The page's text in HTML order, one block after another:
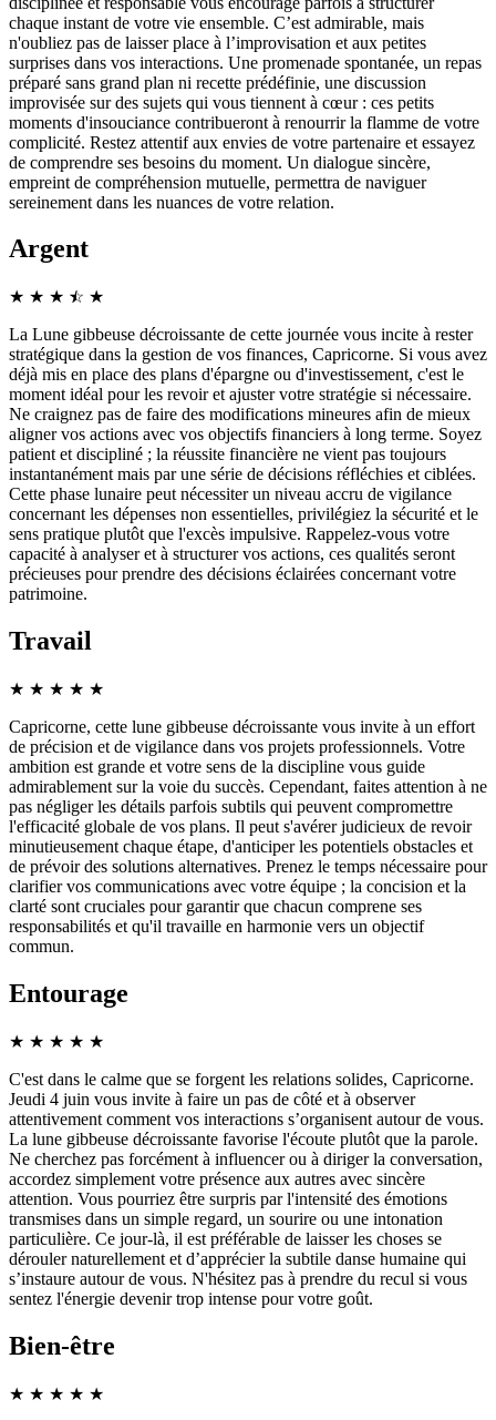
chaque instant de votre vie ensemble. C’est admirable, mais
n'oubliez pas de laisser place à l’improvisation et aux petites
surprises dans vos interactions. Une promenade spontanée, un repas
préparé sans grand plan ni recette prédéfinie, une discussion
improvisée sur des sujets qui vous tiennent à cœur : ces petits
moments d'insouciance contribueront à renourrir la flamme de votre
complicité. Restez attentif aux envies de votre partenaire et essayez
de comprendre ses besoins du moment. Un dialogue sincère,
empreint de compréhension mutuelle, permettra de naviguer
sereinement dans les nuances de votre relation.
Argent
★ ★ ★ ☆
★ ★
La Lune gibbeuse décroissante de cette journée vous incite à rester
stratégique dans la gestion de vos finances, Capricorne. Si vous avez
déjà mis en place des plans d'épargne ou d'investissement, c'est le
moment idéal pour les revoir et ajuster votre stratégie si nécessaire.
Ne craignez pas de faire des modifications mineures afin de mieux
aligner vos actions avec vos objectifs financiers à long terme. Soyez
patient et discipliné ; la réussite financière ne vient pas toujours
instantanément mais par une série de décisions réfléchies et ciblées.
Cette phase lunaire peut nécessiter un niveau accru de vigilance
concernant les dépenses non essentielles, privilégiez la sécurité et le
sens pratique plutôt que l'excès impulsive. Rappelez-vous votre
capacité à analyser et à structurer vos actions, ces qualités seront
précieuses pour prendre des décisions éclairées concernant votre
patrimoine.
Travail
★ ★ ★ ★ ★
Capricorne, cette lune gibbeuse décroissante vous invite à un effort
de précision et de vigilance dans vos projets professionnels. Votre
ambition est grande et votre sens de la discipline vous guide
admirablement sur la voie du succès. Cependant, faites attention à ne
pas négliger les détails parfois subtils qui peuvent compromettre
l'efficacité globale de vos plans. Il peut s'avérer judicieux de revoir
minutieusement chaque étape, d'anticiper les potentiels obstacles et
de prévoir des solutions alternatives. Prenez le temps nécessaire pour
clarifier vos communications avec votre équipe ; la concision et la
clarté sont cruciales pour garantir que chacun comprene ses
responsabilités et qu'il travaille en harmonie vers un objectif
commun.
Entourage
★ ★ ★ ★ ★
C'est dans le calme que se forgent les relations solides, Capricorne.
Jeudi 4 juin vous invite à faire un pas de côté et à observer
attentivement comment vos interactions s’organisent autour de vous.
La lune gibbeuse décroissante favorise l'écoute plutôt que la parole.
Ne cherchez pas forcément à influencer ou à diriger la conversation,
accordez simplement votre présence aux autres avec sincère
attention. Vous pourriez être surpris par l'intensité des émotions
transmises dans un simple regard, un sourire ou une intonation
particulière. Ce jour-là, il est préférable de laisser les choses se
dérouler naturellement et d’apprécier la subtile danse humaine qui
s’instaure autour de vous. N'hésitez pas à prendre du recul si vous
sentez l'énergie devenir trop intense pour votre goût.
Bien-être
★ ★ ★ ★ ★